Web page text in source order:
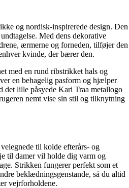
og nordisk-inspirerede design. Den
Med dens dekorative
ærmerne og forneden, tilføjer den
kvinde, der bærer den.
med en rund ribstrikket hals og
en behagelig pasform og hjælper
det lille påsyede Kari Traa metallogo
nemt vise sin stil og tilknytning
til kolde efterårs- og
til damer vil holde dig varm og
Strikken fungerer perfekt som et
beklædningsgenstande, så du altid
vejrforholdene.